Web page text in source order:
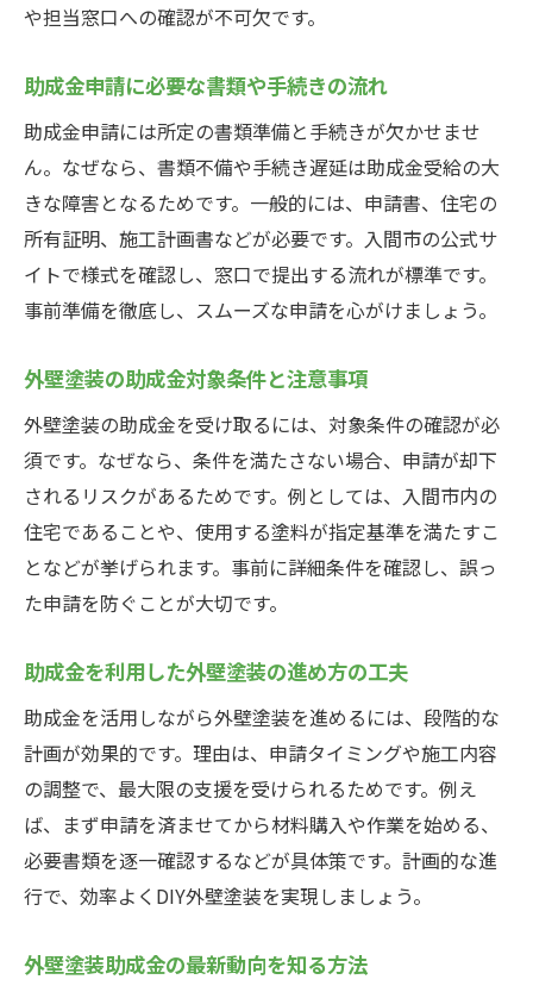
や担当窓口への確認が不可欠です。
助成金申請に必要な書類や手続きの流れ
助成金申請には所定の書類準備と手続きが欠かせませ
ん。なぜなら、書類不備や手続き遅延は助成金受給の大
きな障害となるためです。一般的には、申請書、住宅の
所有証明、施工計画書などが必要です。入間市の公式サ
イトで様式を確認し、窓口で提出する流れが標準です。
事前準備を徹底し、スムーズな申請を心がけましょう。
外壁塗装の助成金対象条件と注意事項
外壁塗装の助成金を受け取るには、対象条件の確認が必
須です。なぜなら、条件を満たさない場合、申請が却下
されるリスクがあるためです。例としては、入間市内の
住宅であることや、使用する塗料が指定基準を満たすこ
となどが挙げられます。事前に詳細条件を確認し、誤っ
た申請を防ぐことが大切です。
助成金を利用した外壁塗装の進め方の工夫
助成金を活用しながら外壁塗装を進めるには、段階的な
計画が効果的です。理由は、申請タイミングや施工内容
の調整で、最大限の支援を受けられるためです。例え
ば、まず申請を済ませてから材料購入や作業を始める、
必要書類を逐一確認するなどが具体策です。計画的な進
行で、効率よくDIY外壁塗装を実現しましょう。
外壁塗装助成金の最新動向を知る方法